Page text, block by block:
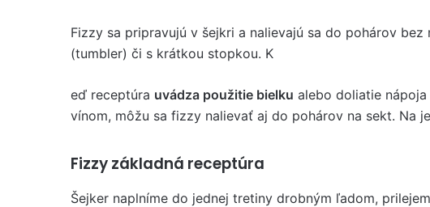
Fizzy sa pripravujú v šejkri a nalievajú sa do pohárov bez
(tumbler) či s krátkou stopkou. K
eď receptúra ​​ uvádza použitie bielku alebo doliatie nápoja
vínom, môžu sa fizzy nalievať aj do pohárov na sekt. Na
Fizzy základná receptúra
Šejker naplníme do jednej tretiny drobným ľadom,